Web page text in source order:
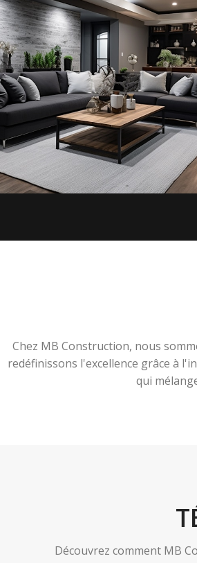
Chez MB Construction, nous
redéfinissons l'excellence grâce à
qui
Découvrez comment MB